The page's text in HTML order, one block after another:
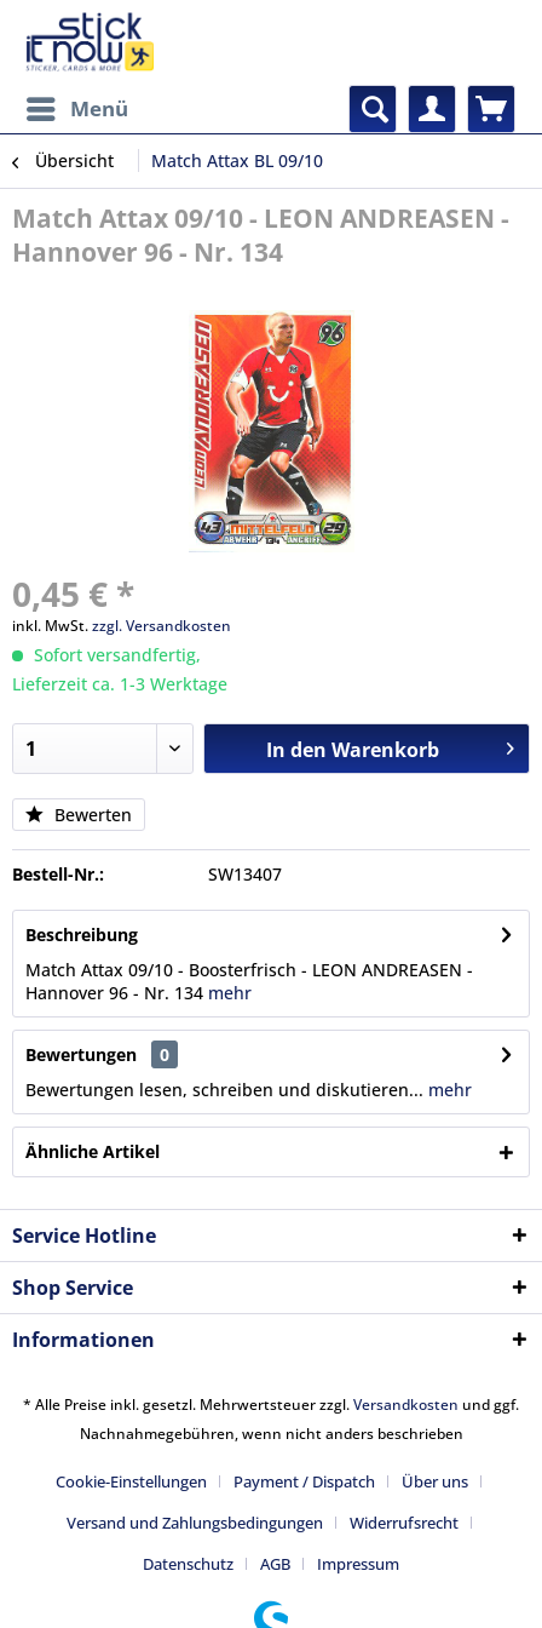
Menü
Übersicht Match Attax BL 09/10
Match Attax 09/10 - LEON ANDREASEN -
Hannover 96 - Nr. 134
0,45 € *
inkl. MwSt.zzgl. Versandkosten
Sofort versandfertig,
Lieferzeit ca. 1-3 Werktage
In den Warenkorb
Bewerten
Bestell-Nr.: SW13407
Beschreibung
Match Attax 09/10 - Boosterfrisch - LEON ANDREASEN -
Hannover 96 - Nr. 134 mehr
Bewertungen
0
Bewertungen lesen, schreiben und diskutieren... mehr
Ähnliche Artikel
Service Hotline
Shop Service
Informationen
* Alle Preise inkl. gesetzl. Mehrwertsteuer zzgl.Versandkosten und ggf.
Nachnahmegebühren, wenn nicht anders beschrieben
Cookie-Einstellungen Payment / Dispatch
Über uns
Versand und Zahlungsbedingungen
Widerrufsrecht
Datenschutz
AGB Impressum